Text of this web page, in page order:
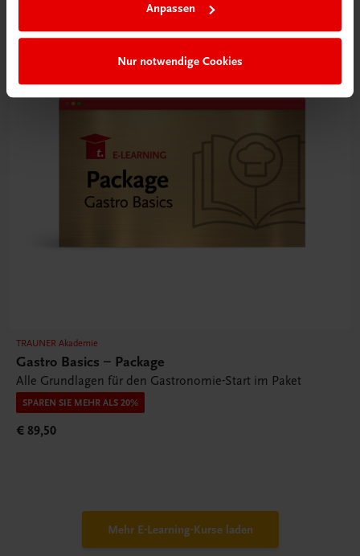
Anpassen
Nur notwendige Cookies
TRAUNER Akademie
Gastro Basics – Package
Alle Grundlagen für den Gastronomie-Start im Paket
SPAREN SIE MEHR ALS 20%
€ 89,50
Mehr E-Learning-Kurse laden